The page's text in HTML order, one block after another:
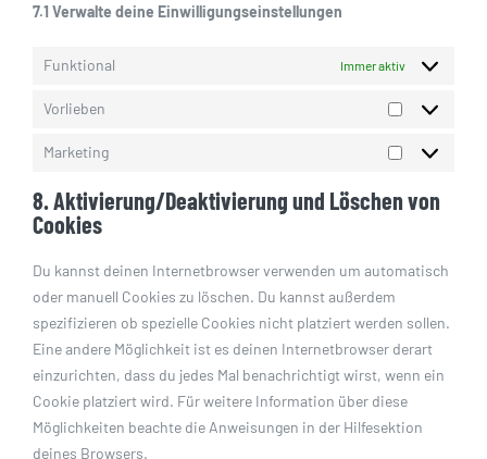
7.1 Verwalte deine Einwilligungseinstellungen
Funktional Immer aktiv
Vorlieben
Vorlieben
Marketing
Marketing
8. Aktivierung/Deaktivierung und Löschen von
Cookies
Du kannst deinen Internetbrowser verwenden um automatisch
oder manuell Cookies zu löschen. Du kannst außerdem
spezifizieren ob spezielle Cookies nicht platziert werden sollen.
Eine andere Möglichkeit ist es deinen Internetbrowser derart
einzurichten, dass du jedes Mal benachrichtigt wirst, wenn ein
Cookie platziert wird. Für weitere Information über diese
Möglichkeiten beachte die Anweisungen in der Hilfesektion
deines Browsers.